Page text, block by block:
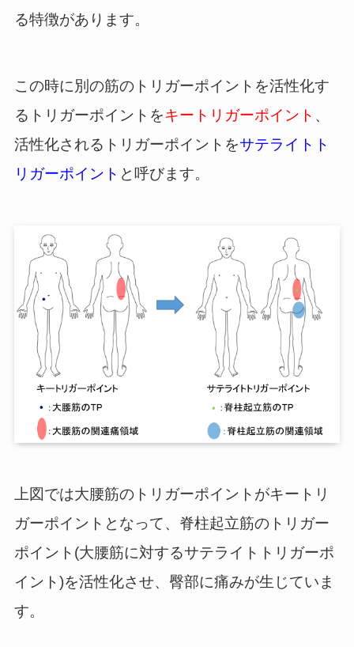
る特徴があります。
この時に別の筋のトリガーポイントを活性化す
るトリガーポイントをキートリガーポイント 、
活性化されるトリガーポイントをサテライトト
リガーポイント と呼びます。
上図では大腰筋のトリガーポイントがキートリ
ガーポイントとなって、脊柱起立筋のトリガー
ポイント(大腰筋に対するサテライトトリガーポ
イント)を活性化させ、臀部に痛みが生じていま
す。